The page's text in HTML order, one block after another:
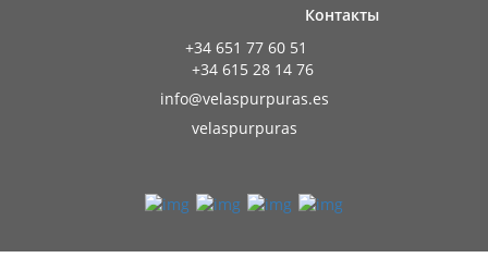
Контакты
+34 651 77 60 51
+34 615 28 14 76
info@velaspurpuras.es
velaspurpuras